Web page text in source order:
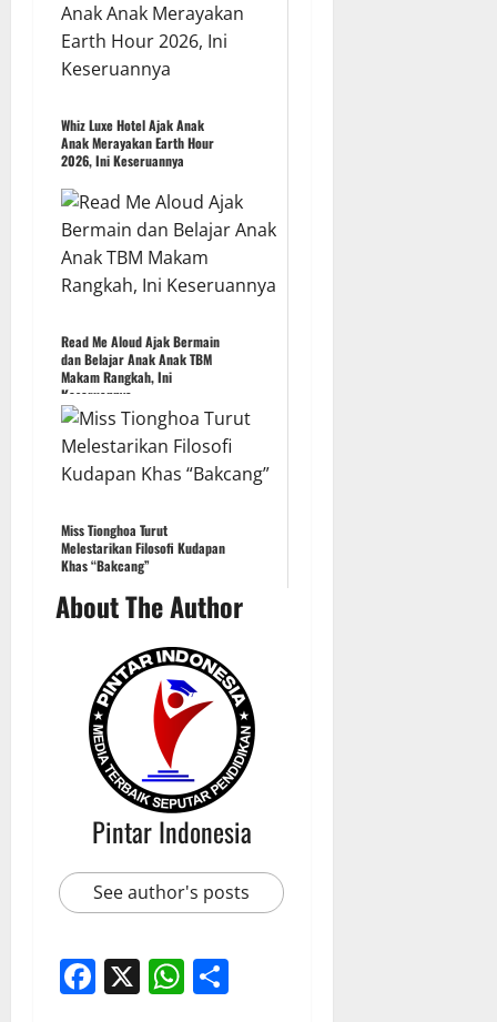
Whiz Luxe Hotel Ajak Anak
Anak Merayakan Earth Hour
2026, Ini Keseruannya
Read Me Aloud Ajak Bermain
dan Belajar Anak Anak TBM
Makam Rangkah, Ini
Keseruannya
Miss Tionghoa Turut
Melestarikan Filosofi Kudapan
Khas “Bakcang”
About The Author
Pintar Indonesia
See author's posts
Facebook
X WhatsApp